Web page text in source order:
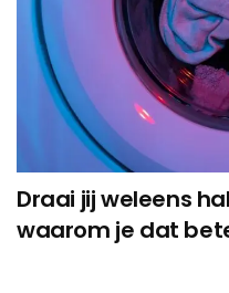
Draai jij weleens
waarom je dat